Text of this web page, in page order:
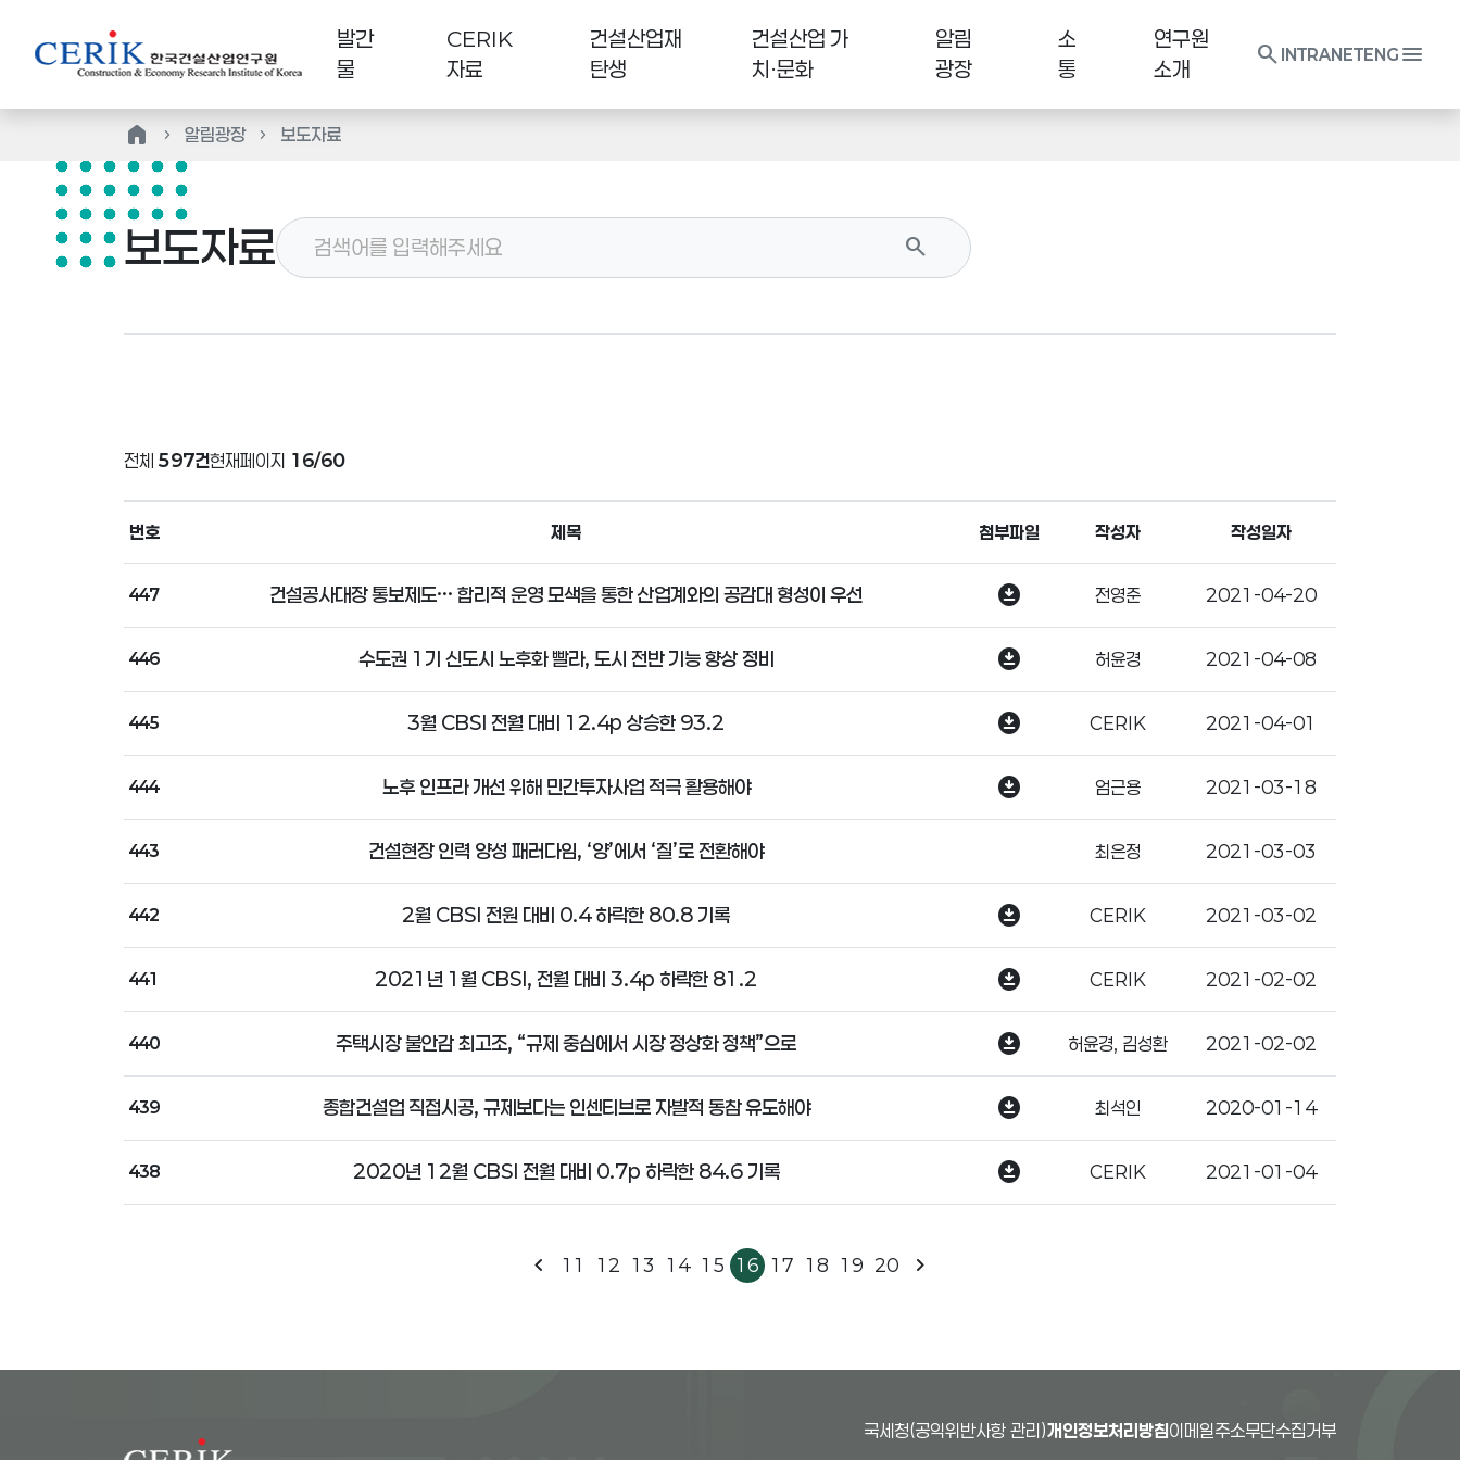
발간
물
CERIK
자료
건설산업재
탄생
건설산업 가
치·문화
알림
광장
소
통
연구원
소개
search INTRANETENG menu
home 알림광장 보도자료
보도자료 search
전체 597건현재페이지 16/60
번호 제목 첨부파일 작성자 작성일자
447 건설공사대장 통보제도··· 합리적 운영 모색을 통한 산업계와의 공감대 형성이 우선 download_for_offline 전영준 2021-04-20
446 수도권 1기 신도시 노후화 빨라, 도시 전반 기능 향상 정비 download_for_offline 허윤경 2021-04-08
445 3월 CBSI 전월 대비 12.4p 상승한 93.2 download_for_offline CERIK 2021-04-01
444 노후 인프라 개선 위해 민간투자사업 적극 활용해야 download_for_offline 엄근용 2021-03-18
443 건설현장 인력 양성 패러다임, ‘양’에서 ‘질’로 전환해야 최은정 2021-03-03
442 2월 CBSI 전원 대비 0.4 하락한 80.8 기록 download_for_offline CERIK 2021-03-02
441 2021년 1월 CBSI, 전월 대비 3.4p 하락한 81.2 download_for_offline CERIK 2021-02-02
440 주택시장 불안감 최고조, “규제 중심에서 시장 정상화 정책”으로 download_for_offline 허윤경, 김성환 2021-02-02
439 종합건설업 직접시공, 규제보다는 인센티브로 자발적 동참 유도해야 download_for_offline 최석인 2020-01-14
438 2020년 12월 CBSI 전월 대비 0.7p 하락한 84.6 기록 download_for_offline CERIK 2021-01-04
chevron_left 11 12 13 14 15 16 17 18 19 20 chevron_right
국세청(공익위반사항 관리)개인정보처리방침이메일주소무단수집거부